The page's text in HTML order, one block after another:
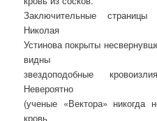
Заключительные
Николая
Устинова покрыты
видны
звездоподобные
Невероятно
(ученые «Вектора» никогда
кровь